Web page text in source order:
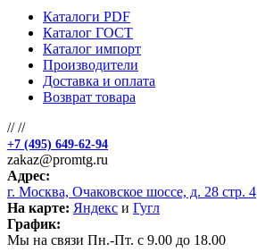
Каталоги PDF
Каталог ГОСТ
Каталог импорт
Производители
Доставка и оплата
Возврат товара
////
+7 (495) 649-62-94
zakaz@promtg.ru
Адрес:
г. Москва, Очаковское шоссе, д. 28 стр. 4
На карте: Яндекс и Гугл
График:
Мы на связи Пн.-Пт. с 9.00 до 18.00